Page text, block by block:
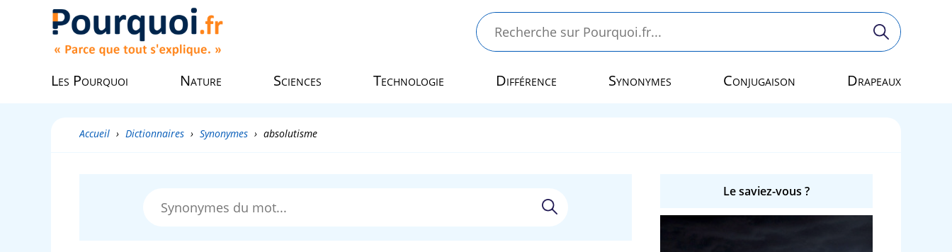
Les Pourquoi Nature Sciences Technologie Différence Synonymes Conjugaison Drapeaux
Accueil › Dictionnaires › Synonymes › absolutisme
Le saviez-vous ?